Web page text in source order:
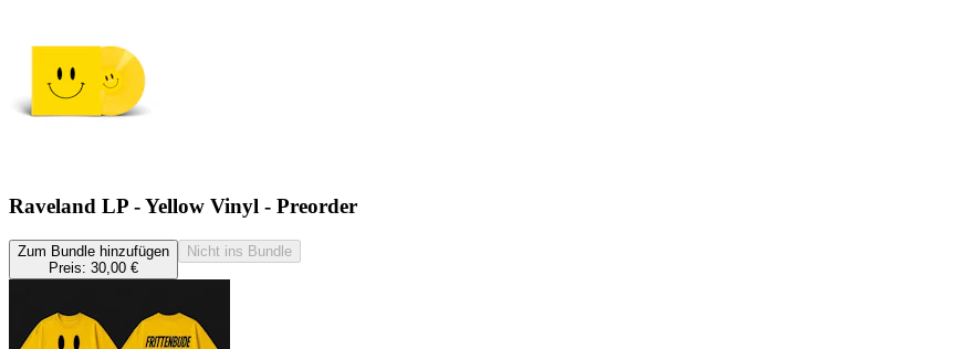
Raveland LP - Yellow Vinyl - Preorder
Zum Bundle hinzufügen
Preis: 30,00 €
Nicht ins Bundle